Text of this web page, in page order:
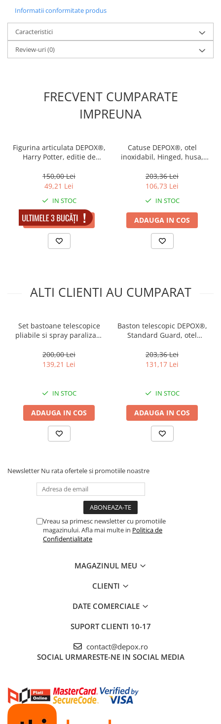
Informatii conformitate produs
Caracteristici
Review-uri(0)
FRECVENT CUMPARATE
IMPREUNA
Figurina articulata DEPOX®,
Harry Potter, editie de
150,00 Lei
49,21 Lei
IN STOC
ADAUGA IN COS
Catuse DEPOX®, otel
inoxidabil, Hinged, husa,
203,36 Lei
106,73 Lei
IN STOC
ADAUGA IN COS
ALTI CLIENTI AU CUMPARAT
Set bastoane telescopice
pliabile si spray paralizant
ml, maner antiderapant,
negru
200,00 Lei
139,21 Lei
IN STOC
ADAUGA IN COS
Baston telescopic DEPOX®,
Standard Guard, otel
toc tactic inclus
203,36 Lei
131,17 Lei
IN STOC
ADAUGA IN COS
Newsletter Nu rata ofertele si promotiile noastre
Vreau sa primesc newsletter cu promotiile
magazinului. Afla mai multe in Politica de
Confidentialitate
MAGAZINUL MEU
CLIENTI
DATE COMERCIALE
SUPORT CLIENTI 10-17
contact@depox.ro
SOCIAL URMARESTE-NE IN SOCIAL MEDIA